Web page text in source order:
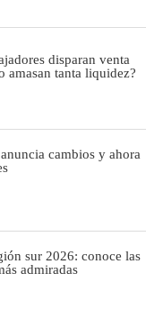
disparan venta
amasan tanta liquidez?
cambios y ahora
sur 2026: conoce las
admiradas